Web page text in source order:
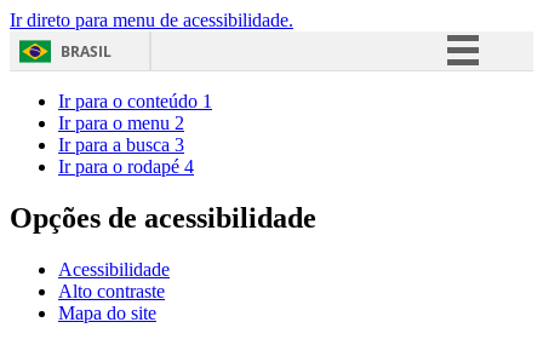
Ir direto para menu de acessibilidade.
BRASIL
Acesso à informação
Ir para o conteúdo 1
Ir para o menu 2
Ir para a busca 3
Ir para o rodapé 4
Opções de acessibilidade
Acessibilidade
Alto contraste
Mapa do site